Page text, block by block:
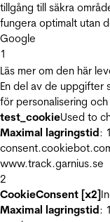
tillgång till säkra
fungera optimalt utan
Google
1
Läs mer om den här
En del av de uppgifter
för personalisering
test_cookieUsed to
Maximal lagringstid:
www.track.garnius.se
2
CookieConsent [x2]
Maximal lagringstid: